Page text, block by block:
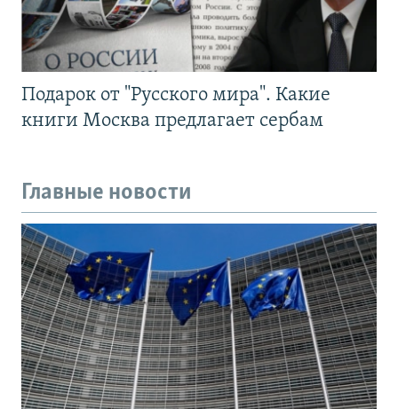
Подарок от "Русского мира". Какие
книги Москва предлагает сербам
Главные новости